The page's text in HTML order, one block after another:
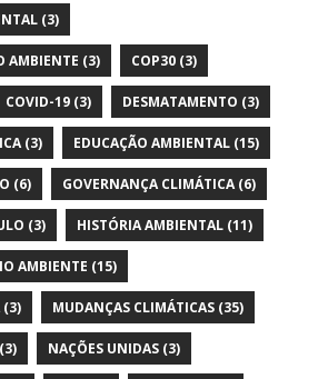
(3)
AMBIENTE (3) COP30 (3)
COVID-19 (3) DESMATAMENTO (3)
(3) EDUCAÇÃO AMBIENTAL (15)
(6) GOVERNANÇA CLIMÁTICA(6)
(3) HISTÓRIA AMBIENTAL (11)
AMBIENTE (15)
(3) MUDANÇAS CLIMÁTICAS (35)
(3) NAÇÕES UNIDAS (3)